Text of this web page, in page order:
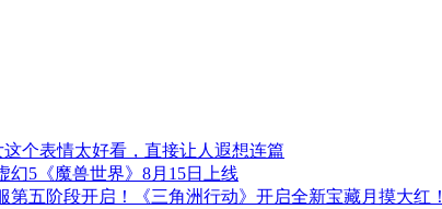
个表情太好看，直接让人遐想连篇
幻5《魔兽世界》8月15日上线
五阶段开启！《三角洲行动》开启全新宝藏月摸大红！